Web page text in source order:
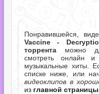
Понравившейся,
Vaccine -
торрента можно
смотреть онлайн
музыкальные хиты.
списке ниже, или
видеоклипов в
из главной